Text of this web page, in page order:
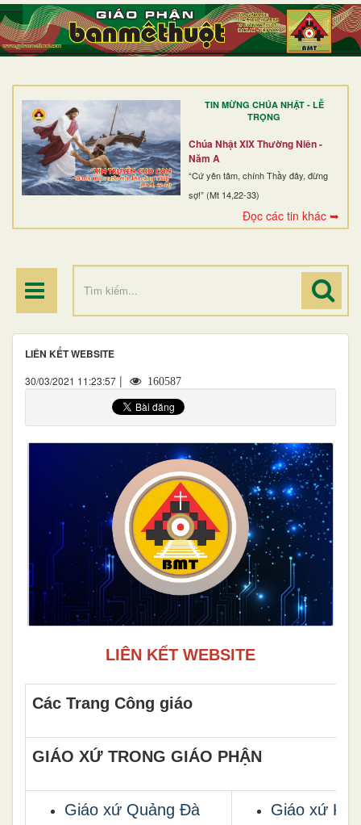
TIN MỪNG CHÚA NHẬT - LỄ
TRỌNG
Chúa Nhật XIX Thường Niên -
Năm A
“Cứ yên tâm, chính Thầy đây, đừng
sợ!” (Mt 14,22-33)
Đọc các tin khác ➥
TRANG NHẤT
GIỚI THIỆU
DÒNG TU
BAN MỤC VỤ
ĐOÀN THỂ CG
LIÊN KẾT WEBSITE
30/03/2021 11:23:57 | 160587
LIÊN KẾT WEBSITE
Các Trang Công giáo
GIÁO XỨ TRONG GIÁO PHẬN
Giáo xứ Quảng Đà
Giáo xứ